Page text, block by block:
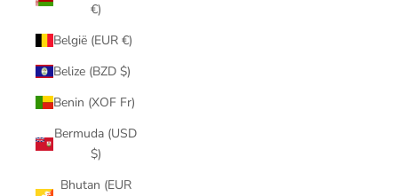
€)
België (EUR €)
Belize (BZD $)
Benin (XOF Fr)
Bermuda (USD
$)
Bhutan (EUR